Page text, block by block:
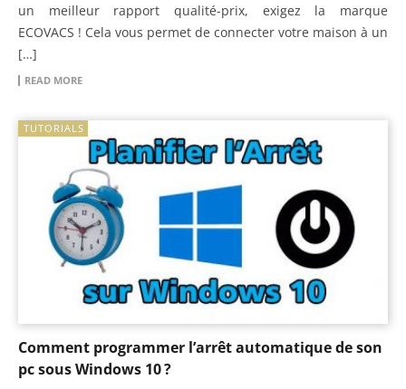
un meilleur rapport qualité-prix, exigez la marque
ECOVACS ! Cela vous permet de connecter votre maison à un
[…]
READ MORE
TUTORIALS
Comment programmer l’arrêt automatique de son
pc sous Windows 10 ?